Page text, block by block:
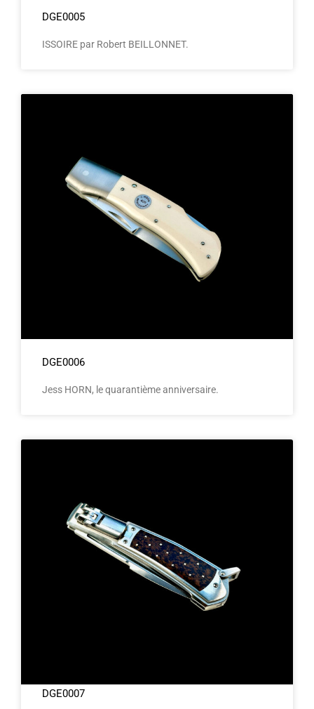
DGE0005
ISSOIRE par Robert BEILLONNET.
DGE0006
Jess HORN, le quarantième anniversaire.
DGE0007